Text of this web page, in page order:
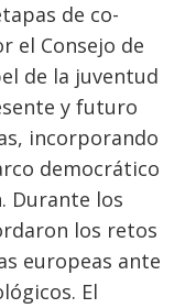
de co-
el Consejo de
de la juventud
y futuro
incorporando
democrático
Durante los
los retos
europeas ante
El